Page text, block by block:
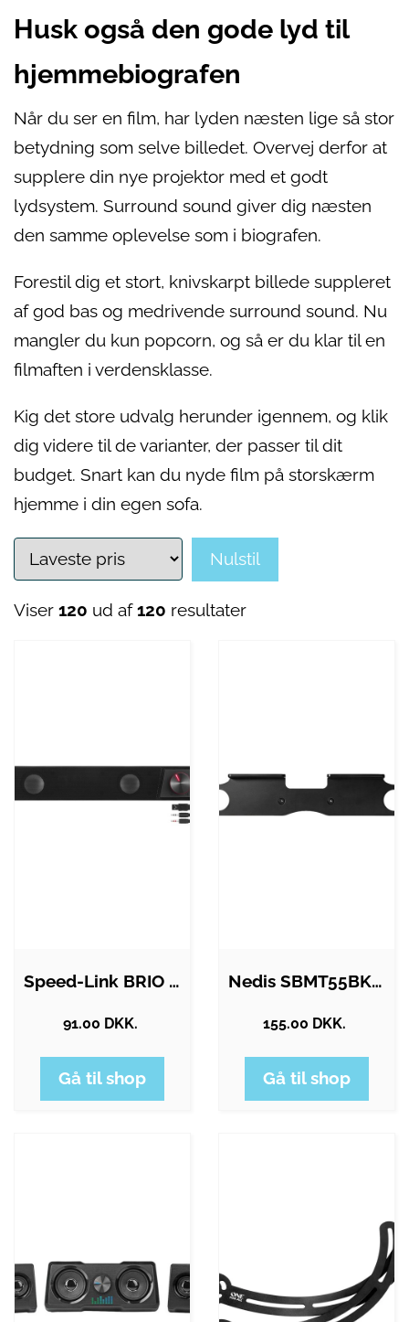
Husk også den gode lyd til
hjemmebiografen
Når du ser en film, har lyden næsten lige så stor
betydning som selve billedet. Overvej derfor at
supplere din nye projektor med et godt
lydsystem. Surround sound giver dig næsten
den samme oplevelse som i biografen.
Forestil dig et stort, knivskarpt billede suppleret
af god bas og medrivende surround sound. Nu
mangler du kun popcorn, og så er du klar til en
filmaften i verdensklasse.
Kig det store udvalg herunder igennem, og klik
dig videre til de varianter, der passer til dit
budget. Snart kan du nyde film på storskærm
hjemme i din egen sofa.
Nulstil
Viser 120 ud af120 resultater
Speed-Link BRIO - PC Soundbar - Black
91.00 DKK.
Gå til shop
Nedis SBMT55BK - bracket - low profile -…
155.00 DKK.
Gå til shop